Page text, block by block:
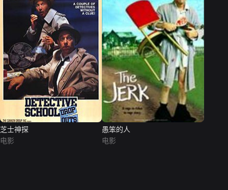
芝士神探
电影
愚笨的人
电影